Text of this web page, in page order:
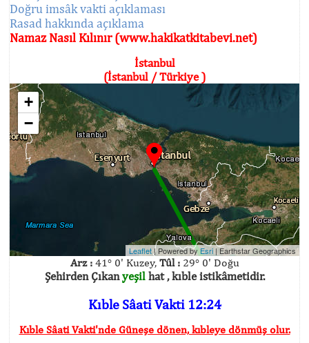
Doğru imsâk vakti açıklaması
Rasad hakkında açıklama
Namaz Nasıl Kılınır (www.hakikatkitabevi.net)
İstanbul
(İstanbul / Türkiye )
+
−
Leaflet| Powered byEsri |Earthstar Geographics
Arz :41° 0' Kuzey, Tûl :29° 0' Doğu
Şehirden Çıkanyeşilhat , kıble istikâmetidir.
Kıble Sâati Vakti 12:24
Kıble Sâati Vakti'nde Güneşe dönen, kıbleye dönmüş olur.